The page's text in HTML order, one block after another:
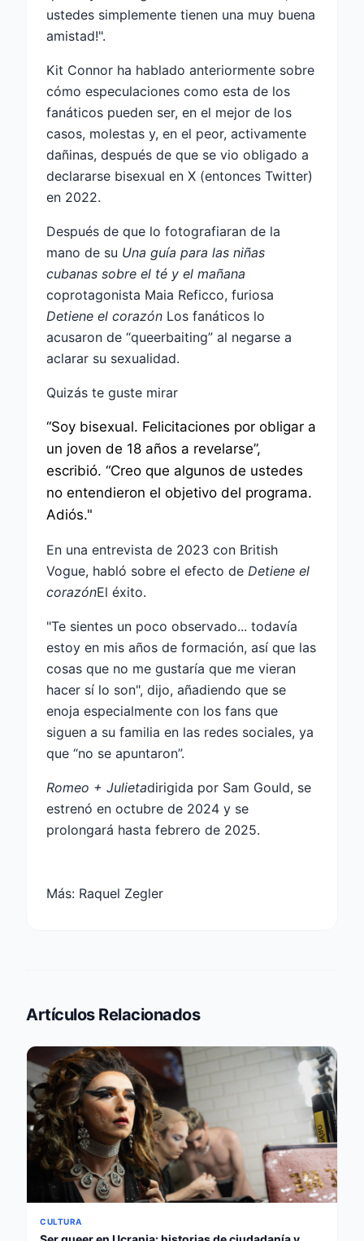
ustedes simplemente tienen una muy buena
amistad!".
Kit Connor ha hablado anteriormente sobre
cómo especulaciones como esta de los
fanáticos pueden ser, en el mejor de los
casos, molestas y, en el peor, activamente
dañinas, después de que se vio obligado a
declararse bisexual en X (entonces Twitter)
en 2022.
Después de que lo fotografiaran de la
mano de su Una guía para las niñas
cubanas sobre el té y el mañana
coprotagonista Maia Reficco, furiosa
Detiene el corazón Los fanáticos lo
acusaron de “queerbaiting” al negarse a
aclarar su sexualidad.
Quizás te guste mirar
“Soy bisexual. Felicitaciones por obligar a
un joven de 18 años a revelarse”,
escribió. “Creo que algunos de ustedes
no entendieron el objetivo del programa.
Adiós."
En una entrevista de 2023 con British
Vogue, habló sobre el efecto de Detiene el
corazónEl éxito.
"Te sientes un poco observado... todavía
estoy en mis años de formación, así que las
cosas que no me gustaría que me vieran
hacer sí lo son", dijo, añadiendo que se
enoja especialmente con los fans que
siguen a su familia en las redes sociales, ya
que “no se apuntaron”.
Romeo + Julietadirigida por Sam Gould, se
estrenó en octubre de 2024 y se
prolongará hasta febrero de 2025.
Más: Raquel Zegler
Artículos Relacionados
CULTURA